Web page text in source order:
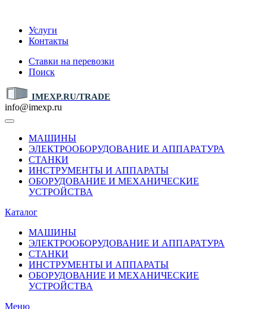
Услуги
Контакты
Ставки на перевозки
Поиск
IMEXP.RU/TRADE
info@imexp.ru
МАШИНЫ
ЭЛЕКТРООБОРУДОВАНИЕ И АППАРАТУРА
СТАНКИ
ИНСТРУМЕНТЫ И АППАРАТЫ
ОБОРУДОВАНИЕ И МЕХАНИЧЕСКИЕ
УСТРОЙСТВА
Каталог
МАШИНЫ
ЭЛЕКТРООБОРУДОВАНИЕ И АППАРАТУРА
СТАНКИ
ИНСТРУМЕНТЫ И АППАРАТЫ
ОБОРУДОВАНИЕ И МЕХАНИЧЕСКИЕ
УСТРОЙСТВА
Меню